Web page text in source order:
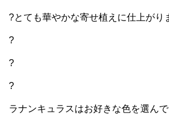
?とても華やかな寄せ植えに仕上がり
?
?
?
ラナンキュラスはお好きな色を選んで